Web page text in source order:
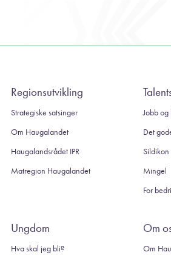
Regionsutvikling
Strategiske satsinger
Om Haugalandet
Haugalandsrådet IPR
Matregion Haugalandet
Jobb
Det
Mingel
For
Ungdom
Hva skal jeg bli?
Om
Om